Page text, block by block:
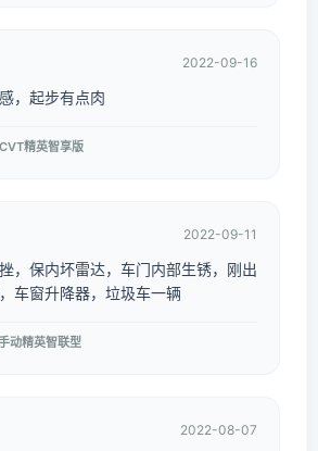
2022-09-16
，起步有点肉
精英智享版
2022-09-11
，保内坏雷达，车门内部生锈，刚出
车窗升降器，垃圾车一辆
动精英智联型
2022-08-07